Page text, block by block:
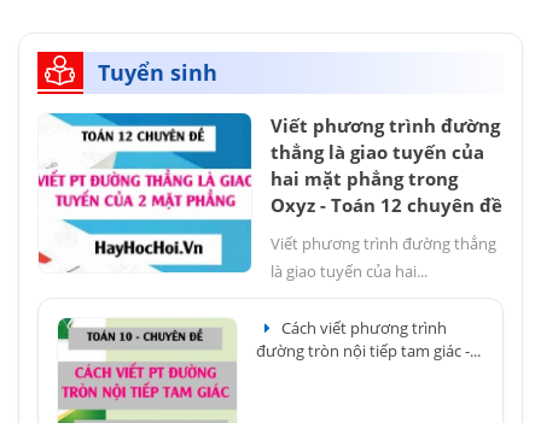
Tuyển sinh
Viết phương trình đường
thẳng là giao tuyến của
hai mặt phẳng trong
Oxyz - Toán 12 chuyên đề
Viết phương trình đường thẳng
là giao tuyến của hai...
Cách viết phương trình
đường tròn nội tiếp tam giác -...